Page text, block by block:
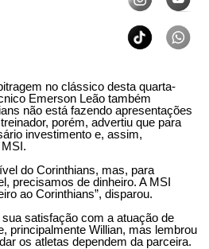
no clássico desta quarta-
Emerson Leão também
não está fazendo apresentações
porém, advertiu que para
investimento e, assim,
do Corinthians, mas, para
precisamos de dinheiro. A MSI
ao Corinthians”, disparou.
satisfação com a atuação de
principalmente Willian, mas lembrou
os atletas dependem da parceira.